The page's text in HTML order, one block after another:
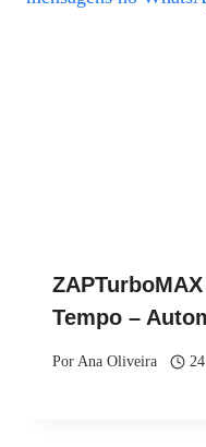
Tempo –
PorAna Oliveira